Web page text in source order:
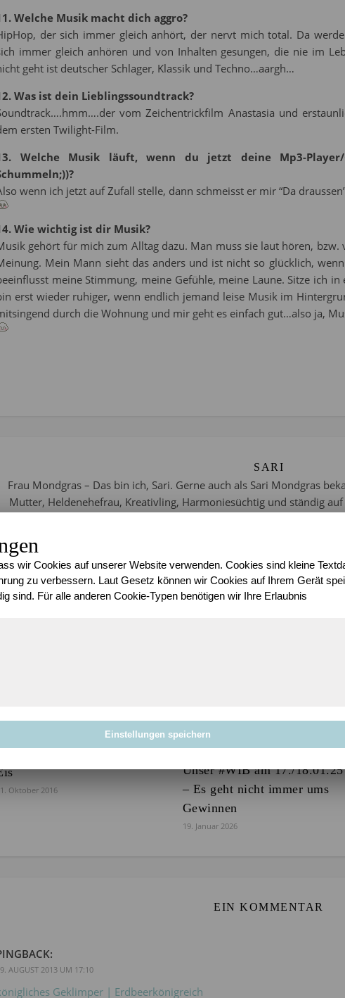
Welche Musik macht dich aggro?
der sich immer gleich anhört, der nervt mich total. Da
immer gleich anhören und von Inhalten gesungen, die nie im
geht ist deutscher Schlager, Klassik und Techno…aargh…
Was ist dein Lieblingssoundtrack?
vom Zeichentrickfilm Anastasia und
ersten Twilight-Film.
Welche Musik läuft, wenn du jetzt deine Mp3-
wenn ich jetzt auf Zufall stelle, dann schmeisst er mir “Da
Wie wichtig ist dir Musik?
gehört für mich zum Alltag dazu. Man muss sie laut hören,
Mein Mann sieht das anders und ist nicht so glücklich,
meine Stimmung, meine Gefühle, meine Laune. Sitze ich
erst wieder ruhiger, wenn endlich jemand leise Musik im
durch die Wohnung und mir geht es einfach gut…also ja,
SARI
Frau Mondgras – Das bin ich, Sari. Gerne auch als Sari Mondgras
Mutter, Heldenehefrau, Kreativling, Harmoniesüchtig und ständig
DAS KÖNNTE DICH EBENFALLS
Unser WIB am 29./30.10.2016
Funino-Spaß und Zauber im
Oktober 2016
Unser #WIB am 17./18.01.25
– Es geht nicht immer ums
Gewinnen
19. Januar 2026
EIN KOMMENTAR
AUGUST 2013 UM 17:10
Geklimper | Erdbeerkönigreich
wir Cookies auf unserer Website verwenden. Cookies sind kleine
zu verbessern. Laut Gesetz können wir Cookies auf Ihrem Gerät
sind. Für alle anderen Cookie-Typen benötigen wir Ihre Erlaubnis
Einstellungen speichern